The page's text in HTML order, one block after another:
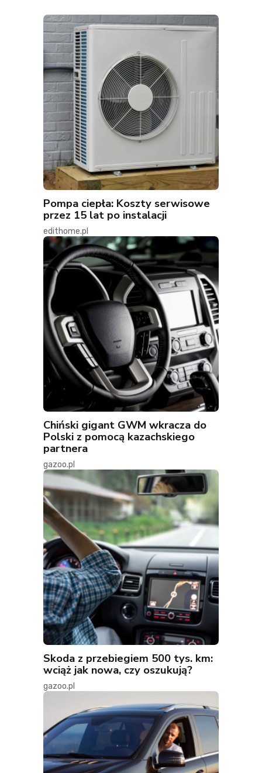
Pompa ciepła: Koszty serwisowe
przez 15 lat po instalacji
edithome.pl
Chiński gigant GWM wkracza do
Polski z pomocą kazachskiego
partnera
gazoo.pl
Skoda z przebiegiem 500 tys. km:
wciąż jak nowa, czy oszukują?
gazoo.pl